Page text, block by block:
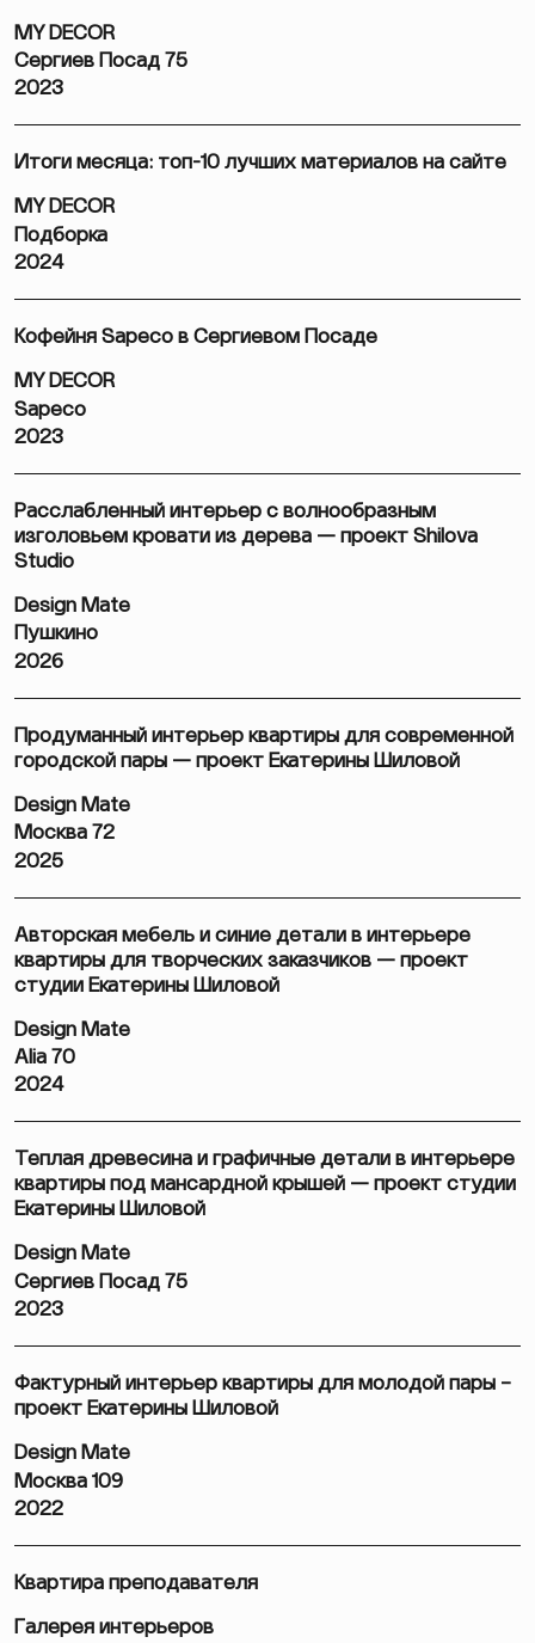
MY DECOR
Сергиев Посад 75
2023
Итоги месяца: топ-10 лучших материалов на сайте
MY DECOR
Подборка
2024
Кофейня Sapeco в Сергиевом Посаде
MY DECOR
Sapeco
2023
Расслабленный интерьер с волнообразным
изголовьем кровати из дерева — проект Shilova
Studio
Design Mate
Пушкино
2026
Продуманный интерьер квартиры для современной
городской пары — проект Екатерины Шиловой
Design Mate
Москва 72
2025
Авторская мебель и синие детали в интерьере
квартиры для творческих заказчиков — проект
студии Екатерины Шиловой
Design Mate
Alia 70
2024
Теплая древесина и графичные детали в интерьере
квартиры под мансардной крышей — проект студии
Екатерины Шиловой
Design Mate
Сергиев Посад 75
2023
Фактурный интерьер квартиры для молодой пары –
проект Екатерины Шиловой
Design Mate
Москва 109
2022
Квартира преподавателя
Галерея интерьеров